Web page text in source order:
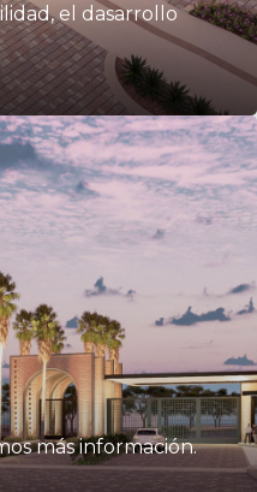
el dasarrollo
más información.